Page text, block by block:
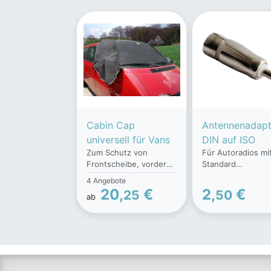
Cabin Cap
universell für Vans
Zum Schutz von
Frontscheibe, vorderen
Seitenscheiben,
Außenspiegeln und
Türschlössern von
Kleinbussen,
Das reißfeste Material
4 Angebote
ab 20,25 €
DIN auf ISO
Für Autoradios mit
Standard
Antennen mit
Antennenstecker
Norm. Features:
2,50 €